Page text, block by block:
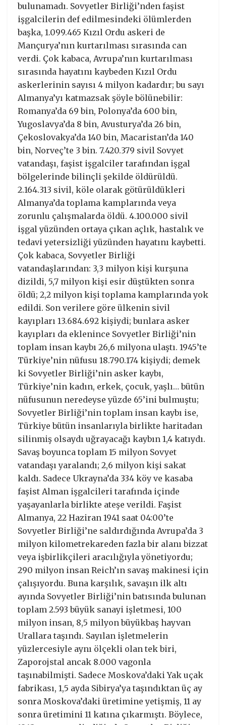
bulunamadı. Sovyetler Birliği’nden faşist
işgalcilerin def edilmesindeki ölümlerden
başka, 1.099.465 Kızıl Ordu askeri de
Mançurya’nın kurtarılması sırasında can
verdi. Çok kabaca, Avrupa’nın kurtarılması
sırasında hayatını kaybeden Kızıl Ordu
askerlerinin sayısı 4 milyon kadardır; bu sayı
Almanya’yı katmazsak şöyle bölünebilir:
Romanya’da 69 bin, Polonya’da 600 bin,
Yugoslavya’da 8 bin, Avusturya’da 26 bin,
Çekoslovakya’da 140 bin, Macaristan’da 140
bin, Norveç’te 3 bin. 7.420.379 sivil Sovyet
vatandaşı, faşist işgalciler tarafından işgal
bölgelerinde bilinçli şekilde öldürüldü.
2.164.313 sivil, köle olarak götürüldükleri
Almanya’da toplama kamplarında veya
zorunlu çalışmalarda öldü. 4.100.000 sivil
işgal yüzünden ortaya çıkan açlık, hastalık ve
tedavi yetersizliği yüzünden hayatını kaybetti.
Çok kabaca, Sovyetler Birliği
vatandaşlarından: 3,3 milyon kişi kurşuna
dizildi, 5,7 milyon kişi esir düştükten sonra
öldü; 2,2 milyon kişi toplama kamplarında yok
edildi. Son verilere göre ülkenin sivil
kayıpları 13.684.692 kişiydi; bunlara asker
kayıpları da eklenince Sovyetler Birliği’nin
toplam insan kaybı 26,6 milyona ulaştı. 1945’te
Türkiye’nin nüfusu 18.790.174 kişiydi; demek
ki Sovyetler Birliği’nin asker kaybı,
Türkiye’nin kadın, erkek, çocuk, yaşlı… bütün
nüfusunun neredeyse yüzde 65’ini bulmuştu;
Sovyetler Birliği’nin toplam insan kaybı ise,
Türkiye bütün insanlarıyla birlikte haritadan
silinmiş olsaydı uğrayacağı kaybın 1,4 katıydı.
Savaş boyunca toplam 15 milyon Sovyet
vatandaşı yaralandı; 2,6 milyon kişi sakat
kaldı. Sadece Ukrayna’da 334 köy ve kasaba
faşist Alman işgalcileri tarafında içinde
yaşayanlarla birlikte ateşe verildi. Faşist
Almanya, 22 Haziran 1941 saat 04:00’te
Sovyetler Birliği’ne saldırdığında Avrupa’da 3
milyon kilometrekareden fazla bir alanı bizzat
veya işbirlikçileri aracılığıyla yönetiyordu;
290 milyon insan Reich’ın savaş makinesi için
çalışıyordu. Buna karşılık, savaşın ilk altı
ayında Sovyetler Birliği’nin batısında bulunan
toplam 2.593 büyük sanayi işletmesi, 100
milyon insan, 8,5 milyon büyükbaş hayvan
Urallara taşındı. Sayılan işletmelerin
yüzlercesiyle aynı ölçekli olan tek biri,
Zaporojstal ancak 8.000 vagonla
taşınabilmişti. Sadece Moskova’daki Yak uçak
fabrikası, 1,5 ayda Sibirya’ya taşındıktan üç ay
sonra Moskova’daki üretimine yetişmiş, 11 ay
sonra üretimini 11 katına çıkarmıştı. Böylece,